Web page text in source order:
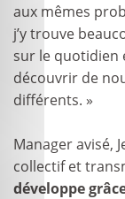
aux mêmes
j’y trouve
sur le quotidien
découvrir de
différents. »
Manager avisé,
collectif et
développe